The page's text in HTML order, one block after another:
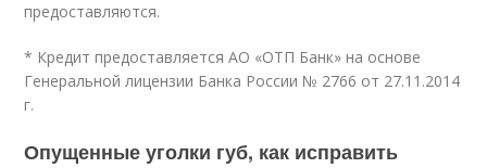
предоставляются.
* Кредит предоставляется АО «ОТП Банк» на основе
Генеральной лицензии Банка России № 2766 от 27.11.2014
г.
Опущенные уголки губ, как исправить